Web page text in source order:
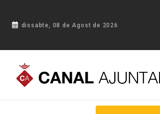
dissabte, 08 de Agost de 2026
Portada Blog Es reprenen les obres